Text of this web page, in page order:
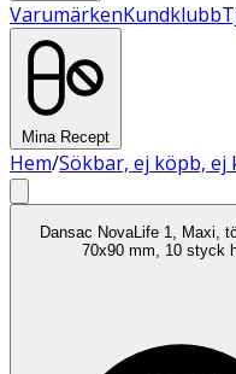
VarumärkenKundklubb
Mina Recept
Hem/Sökbar, ej köpb, ej
Dansac NovaLife 1, Maxi,
70x90 mm, 10 styck